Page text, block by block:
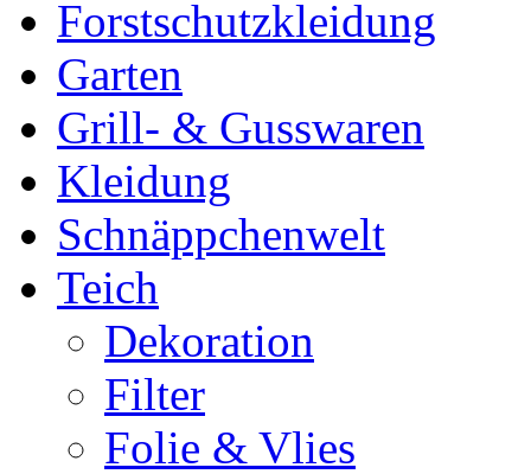
Forstschutzkleidung
Garten
Grill- & Gusswaren
Kleidung
Schnäppchenwelt
Teich
Dekoration
Filter
Folie & Vlies